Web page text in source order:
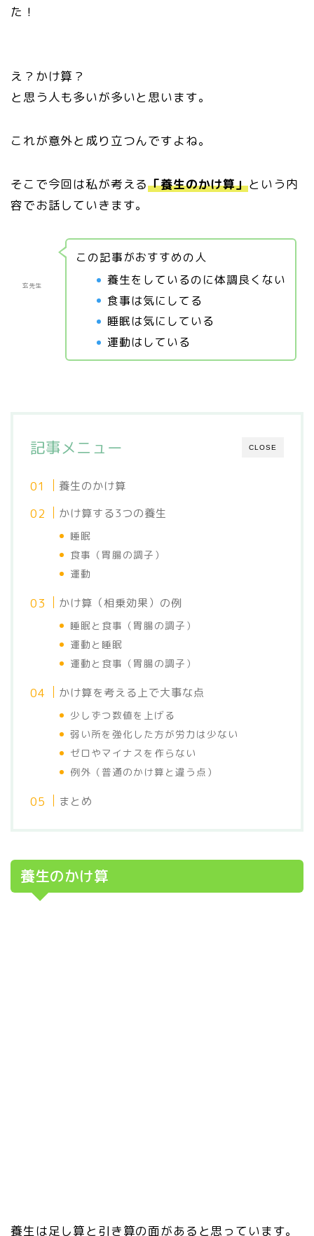
た！
え？かけ算？
と思う人も多いが多いと思います。
これが意外と成り立つんですよね。
そこで今回は私が考える「養生のかけ算」という内
容でお話していきます。
玄先生
この記事がおすすめの人
養生をしているのに体調良くない
食事は気にしてる
睡眠は気にしている
運動はしている
CLOSE
記事メニュー
養生のかけ算
かけ算する3つの養生
睡眠
食事（胃腸の調子）
運動
かけ算（相乗効果）の例
睡眠と食事（胃腸の調子）
運動と睡眠
運動と食事（胃腸の調子）
かけ算を考える上で大事な点
少しずつ数値を上げる
弱い所を強化した方が労力は少ない
ゼロやマイナスを作らない
例外（普通のかけ算と違う点）
まとめ
養生のかけ算
養生は足し算と引き算の面があると思っています。